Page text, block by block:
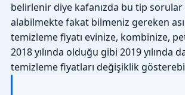
belirlenir diye kafanızda bu tip sorular
alabilmekte fakat bilmeniz gereken
temizleme fiyatı evinize, kombinize,
2018 yılında olduğu gibi 2019 yılında
temizleme fiyatları değişiklik